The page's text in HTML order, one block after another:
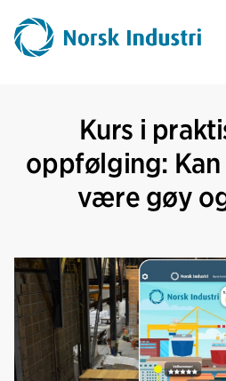
Kurs i
oppfølging: Kan
være gøy